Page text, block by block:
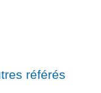
référés